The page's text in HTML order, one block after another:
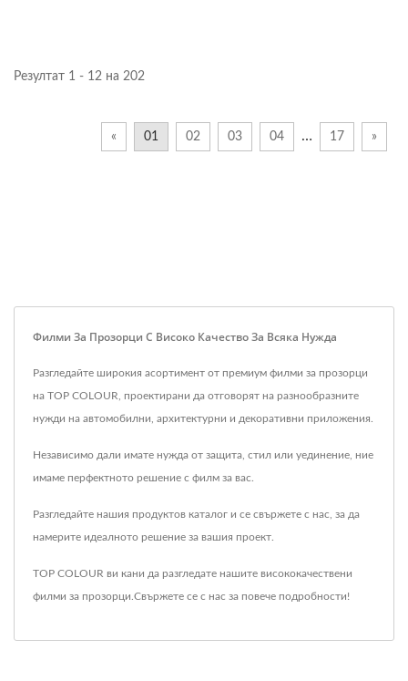
Резултат 1 - 12 на 202
« 01 02 03 04 … 17 »
Филми За Прозорци С Високо Качество За Всяка Нужда
Разгледайте широкия асортимент от премиум филми за прозорци
на TOP COLOUR, проектирани да отговорят на разнообразните
нужди на автомобилни, архитектурни и декоративни приложения.
Независимо дали имате нужда от защита, стил или уединение, ние
имаме перфектното решение с филм за вас.
Разгледайте нашия продуктов каталог и се свържете с нас, за да
намерите идеалното решение за вашия проект.
TOP COLOUR ви кани да разгледате нашите висококачествени
филми за прозорци. Свържете се с нас за повече подробности!